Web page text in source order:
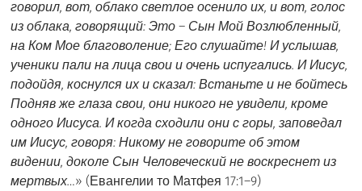
говорил, вот, облако светлое осенило их, и вот, голос
из облака, говорящий: Это – Сын Мой Возлюбленный,
на Ком Мое благоволение; Его слушайте! И услышав,
ученики пали на лица свои и очень испугались. И Иисус,
подойдя, коснулся их и сказал: Встаньте и не бойтесь
Подняв же глаза свои, они никого не увидели, кроме
одного Иисуса. И когда сходили они с горы, заповедал
им Иисус, говоря: Никому не говорите об этом
видении, доколе Сын Человеческий не воскреснет из
мертвых…» (Евангелии то Матфея 17:1–9)